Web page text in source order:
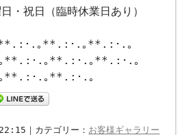
日（臨時休業日あり）
･.｡**.:･.｡**.:･.｡
･.｡**.:･.｡**.:･.｡
･.｡**.:･.｡
｜カテゴリー： お客様ギャラリー